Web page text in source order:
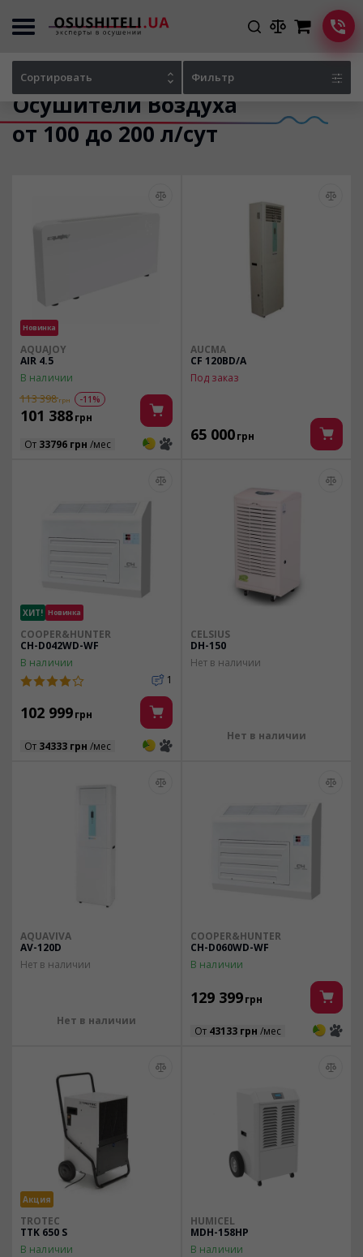
Осушители Воздуха
от 100 до 200 л/сут
Сортировать Фильтр
Новинка
AQUAJOY
AIR 4.5
В наличии
113 398 грн -11%
101 388грн
От 33796 грн /мес 3 3
AUCMA
CF 120BD/A
Под заказ
65 000грн
ХИТ! Новинка
COOPER&HUNTER
CH-D042WD-WF
В наличии
1
102 999грн
От 34333 грн /мес 3 3
CELSIUS
DH-150
Нет в наличии
Нет в наличии
AQUAVIVA
AV-120D
Нет в наличии
Нет в наличии
COOPER&HUNTER
CH-D060WD-WF
В наличии
129 399грн
От 43133 грн /мес 3 3
Акция
TROTEC
TTK 650 S
В наличии
HUMICEL
MDH-158HP
В наличии